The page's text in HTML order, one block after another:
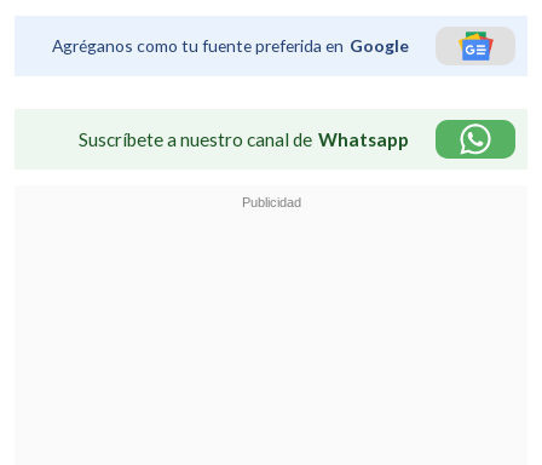
Agréganos como tu fuente preferida en Google
Suscríbete a nuestro canal de Whatsapp